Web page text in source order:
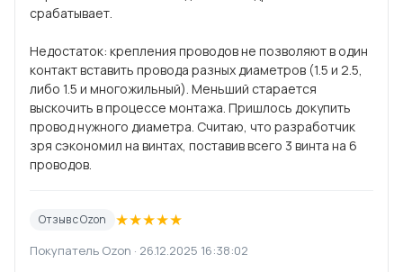
срабатывает.
Недостаток: крепления проводов не позволяют в один
контакт вставить провода разных диаметров (1.5 и 2.5,
либо 1.5 и многожильный). Меньший старается
выскочить в процессе монтажа. Пришлось докупить
провод нужного диаметра. Считаю, что разработчик
зря сэкономил на винтах, поставив всего 3 винта на 6
проводов.
Отзыв с Ozon ★★★★★
Покупатель Ozon · 26.12.2025 16:38:02